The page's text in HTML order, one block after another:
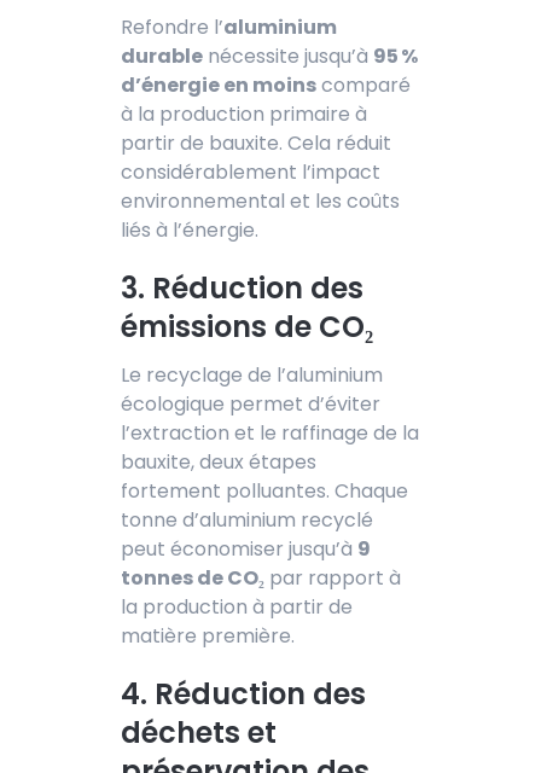
Refondre l’aluminium
durable nécessite jusqu’à 95 %
d’énergie en moinscomparé
à la production primaire à
partir de bauxite. Cela réduit
considérablement l’impact
environnemental et les coûts
liés à l’énergie.
3. Réduction des
émissions de CO₂
Le recyclage de l’aluminium
écologique permet d’éviter
l’extraction et le raffinage de la
bauxite, deux étapes
fortement polluantes. Chaque
tonne d’aluminium recyclé
peut économiser jusqu’à 9
tonnes de CO₂ par rapport à
la production à partir de
matière première.
4. Réduction des
déchets et